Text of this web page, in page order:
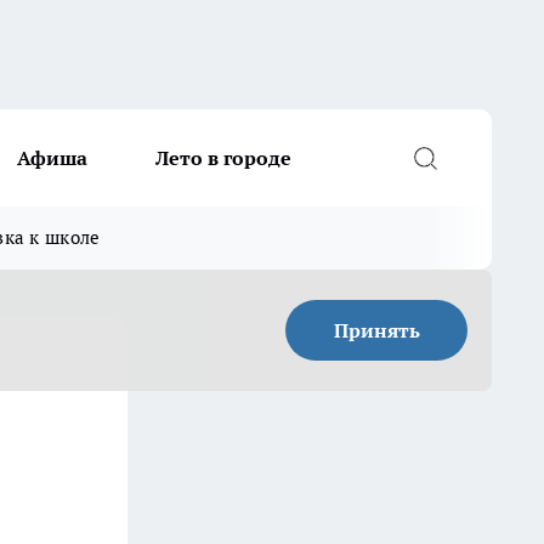
Афиша Лето в городе
к школе
Принять